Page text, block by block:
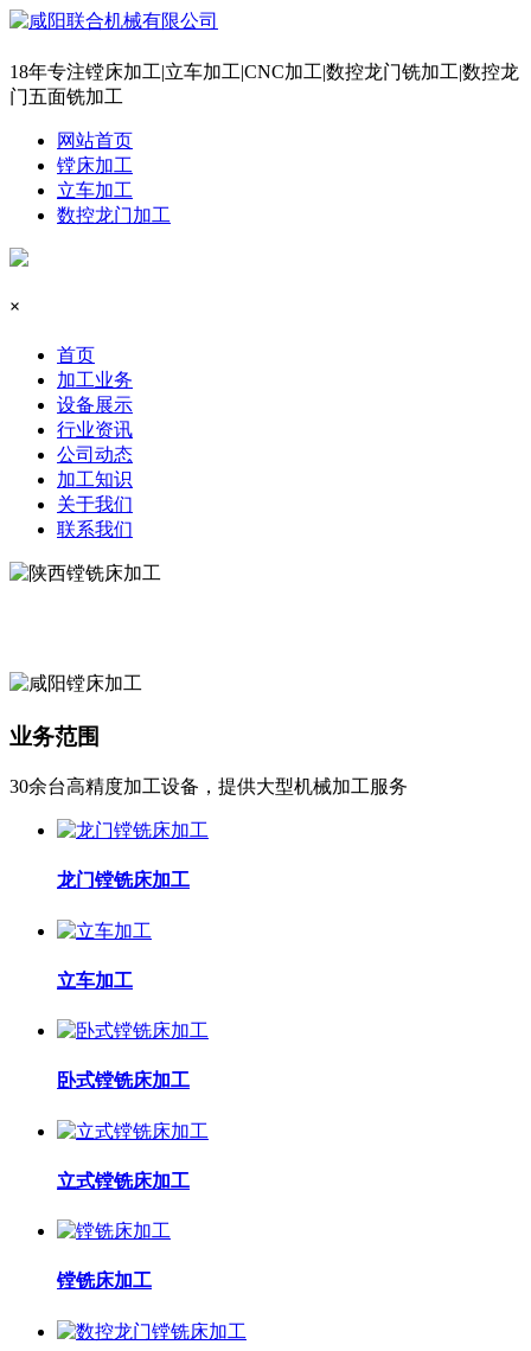
18年专注镗床加工|立车加工|CNC加工|数控龙门铣加工|数控龙
门五面铣加工
网站首页
镗床加工
立车加工
数控龙门加工
×
首页
加工业务
设备展示
行业资讯
公司动态
加工知识
关于我们
联系我们
业务范围
30余台高精度加工设备，提供大型机械加工服务
龙门镗铣床加工
立车加工
卧式镗铣床加工
立式镗铣床加工
镗铣床加工